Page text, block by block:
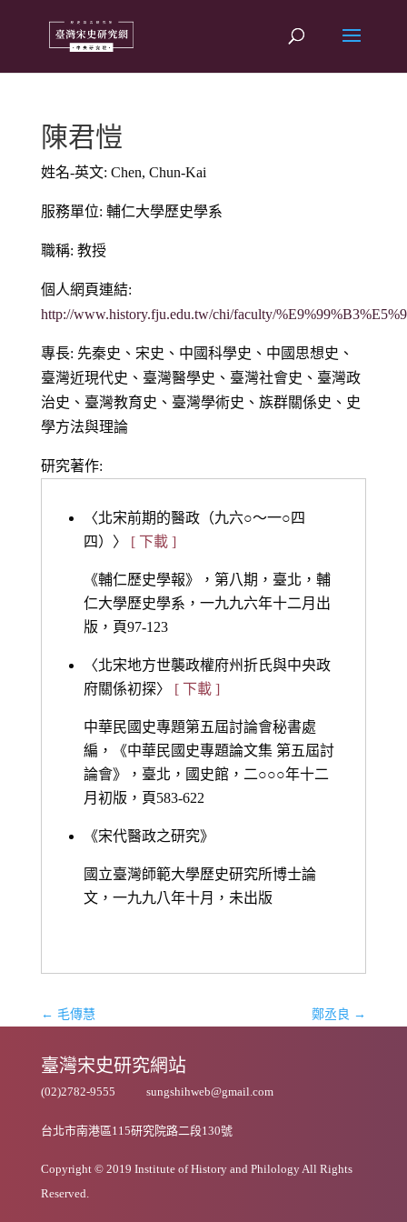
陳君愷
姓名-英文: Chen, Chun-Kai
服務單位: 輔仁大學歷史學系
職稱: 教授
個人網頁連結:
http://www.history.fju.edu.tw/chi/faculty/
專長: 先秦史、宋史、中國科學史、中國思想史、
臺灣近現代史、臺灣醫學史、臺灣社會史、臺灣政
治史、臺灣教育史、臺灣學術史、族群關係史、史
學方法與理論
研究著作:
〈北宋前期的醫政（九六○～一○四
四）〉
[ 下載 ]
《輔仁歷史學報》，第八期，臺北，輔
仁大學歷史學系，一九九六年十二月出
版，頁97-123
〈北宋地方世襲政權府州折氏與中央政
府關係初探〉
[ 下載 ]
中華民國史專題第五屆討論會秘書處
編，《中華民國史專題論文集 第五屆討
論會》，臺北，國史館，二○○○年十二
月初版，頁583-622
《宋代醫政之研究》
國立臺灣師範大學歷史研究所博士論
文，一九九八年十月，未出版
← 毛傳慧 鄭丞良 →
臺灣宋史研究網站
(02)2782-9555 sungshihweb@gmail.com
台北市南港區115研究院路二段130號
Copyright © 2019 Institute of History and Philology All Rights
Reserved.